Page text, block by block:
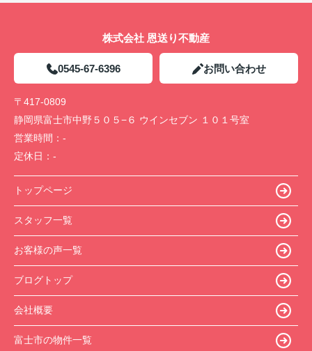
株式会社 恩送り不動産
0545-67-6396 お問い合わせ
〒417-0809
静岡県富士市中野５０５−６ ウインセブン １０１号室
営業時間： -
定休日： -
トップページ
スタッフ一覧
お客様の声一覧
ブログトップ
会社概要
富士市の物件一覧